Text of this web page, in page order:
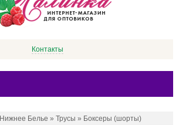
Контакты
Нижнее Белье » Трусы » Боксеры (шорты)